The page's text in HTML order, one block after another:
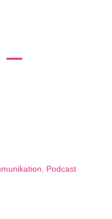
–
Podcast